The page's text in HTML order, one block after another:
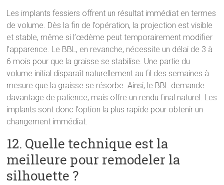
Les implants fessiers offrent un résultat immédiat en termes
de volume. Dès la fin de l’opération, la projection est visible
et stable, même si l’œdème peut temporairement modifier
l’apparence. Le BBL, en revanche, nécessite un délai de 3 à
6 mois pour que la graisse se stabilise. Une partie du
volume initial disparaît naturellement au fil des semaines à
mesure que la graisse se résorbe. Ainsi, le BBL demande
davantage de patience, mais offre un rendu final naturel. Les
implants sont donc l’option la plus rapide pour obtenir un
changement immédiat.
12. Quelle technique est la
meilleure pour remodeler la
silhouette ?